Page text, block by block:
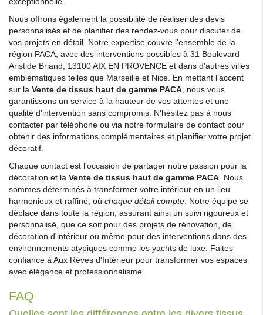
Nous offrons également la possibilité de réaliser des devis
personnalisés et de planifier des rendez-vous pour discuter de
vos projets en détail. Notre expertise couvre l'ensemble de la
région PACA, avec des interventions possibles à 31 Boulevard
Aristide Briand, 13100 AIX EN PROVENCE et dans d'autres villes
emblématiques telles que Marseille et Nice. En mettant l'accent
sur la Vente de tissus haut de gamme PACA, nous vous
garantissons un service à la hauteur de vos attentes et une
qualité d'intervention sans compromis. N'hésitez pas à nous
contacter par téléphone ou via notre formulaire de contact pour
obtenir des informations complémentaires et planifier votre projet
décoratif.
Chaque contact est l'occasion de partager notre passion pour la
décoration et la Vente de tissus haut de gamme PACA. Nous
sommes déterminés à transformer votre intérieur en un lieu
harmonieux et raffiné, où chaque détail compte. Notre équipe se
déplace dans toute la région, assurant ainsi un suivi rigoureux et
personnalisé, que ce soit pour des projets de rénovation, de
décoration d'intérieur ou même pour des interventions dans des
environnements atypiques comme les yachts de luxe. Faites
confiance à Aux Rêves d'Intérieur pour transformer vos espaces
avec élégance et professionnalisme.
FAQ